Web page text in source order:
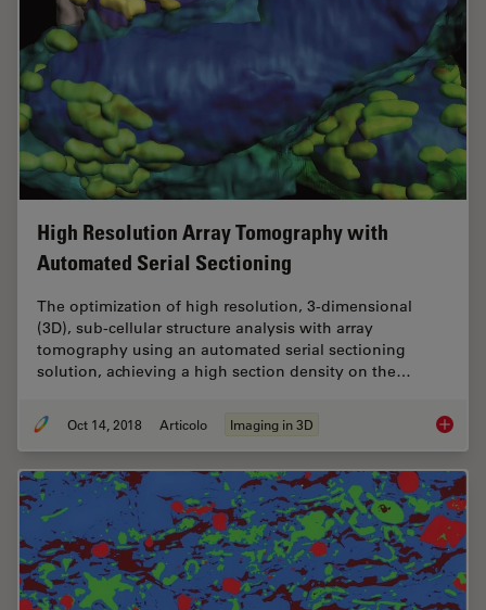
High Resolution Array Tomography with
Automated Serial Sectioning
The optimization of high resolution, 3-dimensional
(3D), sub-cellular structure analysis with array
tomography using an automated serial sectioning
solution, achieving a high section density on the…
Oct 14, 2018 Articolo Imaging in 3D High